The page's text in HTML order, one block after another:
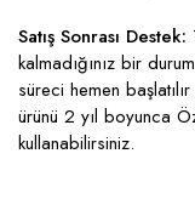
Satış Sonrası Destek:
kalmadığınız bir
süreci hemen
ürünü 2 yıl boyunca
kullanabilirsiniz.